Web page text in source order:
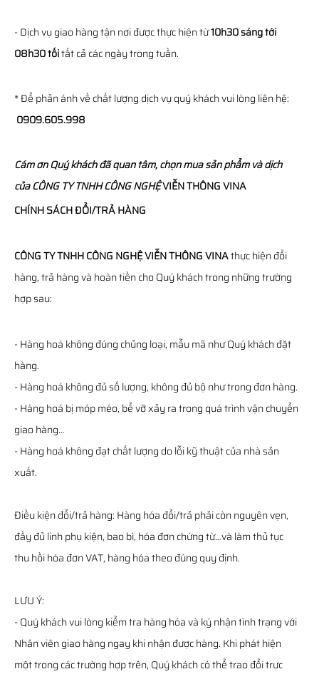
- Dịch vụ giao hàng tận nơi được thực hiện từ10h30 sáng tới
08h30 tốitất cả các ngày trong tuần.
* Để phản ánh về chất lượng dịch vụ quý khách vui lòng liên hệ:
0909.605.998
Cám ơn Quý khách đã quan tâm, chọn mua sản phẩm và dịch
củaCÔNG TY TNHH CÔNG NGHỆVIỄN THÔNGVINA
CHÍNH SÁCH ĐỔI/TRẢ HÀNG
CÔNG TY TNHH CÔNG NGHỆ VIỄN THÔNG VINAthực hiện đổi
hàng, trả hàng và hoàn tiền cho Quý khách trong những trường
hợp sau:
- Hàng hoá không đúng chủng loại, mẫu mã như Quý khách đặt
hàng.
- Hàng hoá không đủ số lượng, không đủ bộ như trong đơn hàng.
- Hàng hoá bị móp méo, bể vỡ xảy ra trong quá trình vận chuyển
giao hàng…
- Hàng hoá không đạt chất lượng do lỗi kỹ thuật của nhà sản
xuất.
Điều kiện đổi/trả hàng: Hàng hóa đổi/trả phải còn nguyên vẹn,
đầy đủ linh phụ kiện, bao bì, hóa đơn chứng từ…và làm thủ tục
thu hồi hóa đơn VAT, hàng hóa theo đúng quy định.
LƯU Ý:
- Quý khách vui lòng kiểm tra hàng hóa và ký nhận tình trạng với
Nhân viên giao hàng ngay khi nhận được hàng. Khi phát hiện
một trong các trường hợp trên, Quý khách có thể trao đổi trực